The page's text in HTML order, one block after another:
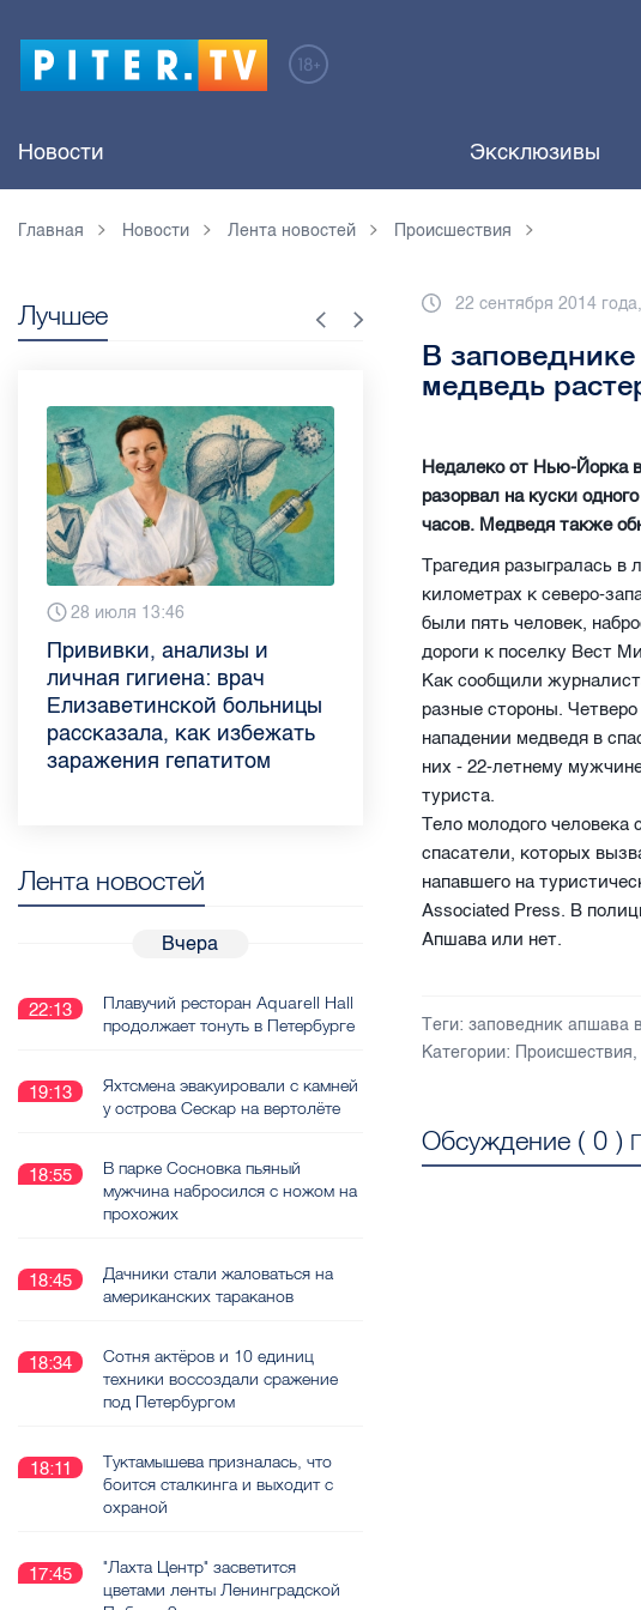
Новости Эксклюзивы
Главная Новости Лента новостей Происшествия
22 сентября 2014
В
медведь
Недалеко от Нью-Йорка
разорвал на куски
часов. Медведя также
Трагедия разыгралась в
километрах к северо-
были пять человек,
дороги к поселку Вест
Как сообщили
разные стороны.
нападении медведя в
них - 22-летнему
туриста.
Тело молодого человека
спасатели, которых
напавшего на
Associated Press. В
Апшава или нет.
Теги: заповедник апшава
Категории: Происшествия,
Обсуждение (0 )
Лучшее
6 августа 9:02
Piter.TV находится в
ТОП-10 рейтинга самых
цитируемых СМИ
Петербурга и Ленобласти
во II квартале 2026 года
28 июля 13:46
Прививки, анализы и
личная гигиена: врач
Елизаветинской больницы
рассказала, как избежать
заражения гепатитом
13 июля 9:05
Как обезопасить ребенка
летом: советы педиатра
для родителей
3 июля 11:56
Проходные баллы в вузах
СПб — 2026: где самый
высокий и самый низкий
конкурс
23 июня 9:10
Врач назвала неожиданные
причины воспаления
ахиллова сухожилия летом
16 июня 11:37
Декрет без потери дохода:
эксперт рассказала о
возможностях для
работающих родителей
11 июня 12:37
Что такое рассеянный
склероз: невролог
Елизаветинской больницы
ответила на главные
вопросы о заболевании
3 июня 10:02
Бамбл с вишней и лимонад
с имбирем: какие напитки
можно приготовить дома в
жару
Лента новостей
Вчера
22:13
Плавучий ресторан Aquarell Hall
продолжает тонуть в Петербурге
19:13
Яхтсмена эвакуировали с камней
у острова Сескар на вертолёте
18:55
В парке Сосновка пьяный
мужчина набросился с ножом на
прохожих
18:45
Дачники стали жаловаться на
американских тараканов
18:34
Сотня актёров и 10 единиц
техники воссоздали сражение
под Петербургом
18:11
Туктамышева призналась, что
боится сталкинга и выходит с
охраной
17:45
"Лахта Центр" засветится
цветами ленты Ленинградской